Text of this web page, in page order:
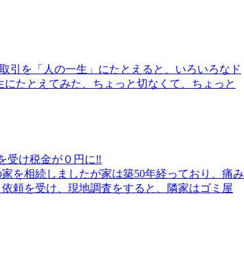
を「人の一生」にたとえると、いろいろなド
たとえてみた、ちょっと切なくて、ちょっと
受け税金が０円に‼
を相続しましたが家は築50年経っており、痛み
頼を受け、現地調査をすると、隣家はゴミ屋